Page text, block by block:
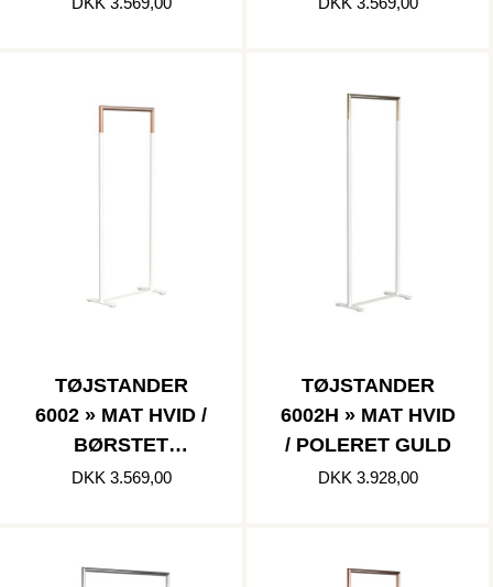
TØJSTANDER
6002 » MAT HVID /
BØRSTET
KOBBER
DKK 3.569,00
TØJSTANDER
6002H » MAT HVID
/ POLERET GULD
DKK 3.928,00